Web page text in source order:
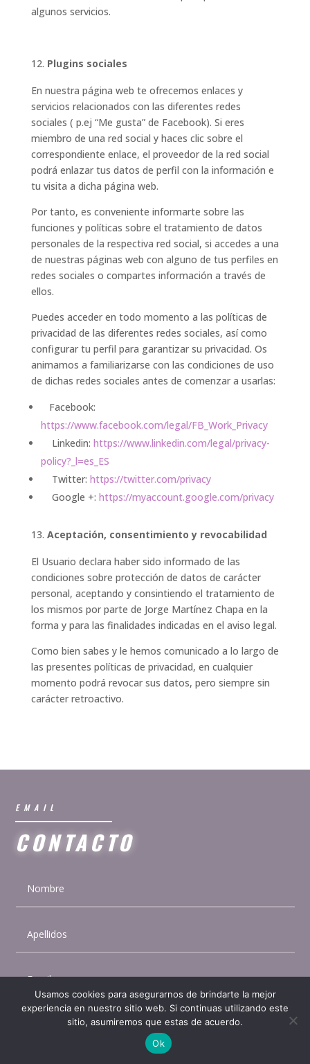
algunos servicios.
Plugins sociales
En nuestra página web te ofrecemos enlaces y
servicios relacionados con las diferentes redes
sociales ( p.ej “Me gusta” de Facebook). Si eres
miembro de una red social y haces clic sobre el
correspondiente enlace, el proveedor de la red social
podrá enlazar tus datos de perfil con la información e
tu visita a dicha página web.
Por tanto, es conveniente informarte sobre las
funciones y políticas sobre el tratamiento de datos
personales de la respectiva red social, si accedes a una
de nuestras páginas web con alguno de tus perfiles en
redes sociales o compartes información a través de
ellos.
Puedes acceder en todo momento a las políticas de
privacidad de las diferentes redes sociales, así como
configurar tu perfil para garantizar su privacidad. Os
animamos a familiarizarse con las condiciones de uso
de dichas redes sociales antes de comenzar a usarlas:
Facebook:
https://www.facebook.com/legal/FB_Work_Privacy
Linkedin: https://www.linkedin.com/legal/privacy-
policy?_l=es_ES
Twitter: https://twitter.com/privacy
Google +: https://myaccount.google.com/privacy
Aceptación, consentimiento y revocabilidad
El Usuario declara haber sido informado de las
condiciones sobre protección de datos de carácter
personal, aceptando y consintiendo el tratamiento de
los mismos por parte de Jorge Martínez Chapa en la
forma y para las finalidades indicadas en el aviso legal.
Como bien sabes y le hemos comunicado a lo largo de
las presentes políticas de privacidad, en cualquier
momento podrá revocar sus datos, pero siempre sin
carácter retroactivo.
EMAIL
CONTACTO
Usamos cookies para asegurarnos de brindarte la mejor
experiencia en nuestro sitio web. Si continuas utilizando este
sitio, asumiremos que estas de acuerdo.
Ok